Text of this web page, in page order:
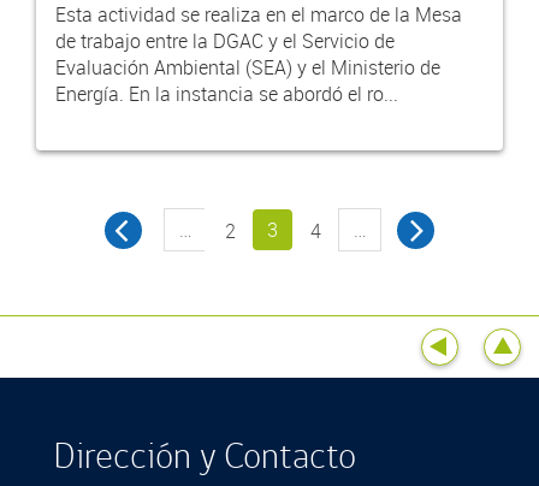
Esta actividad se realiza en el marco de la Mesa
de trabajo entre la DGAC y el Servicio de
Evaluación Ambiental (SEA) y el Ministerio de
Energía. En la instancia se abordó el ro...
… 2 3 4 …
Dirección y Contacto